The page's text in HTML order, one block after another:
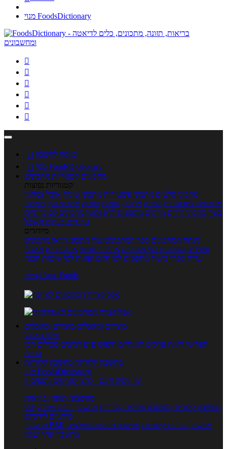
מנוי FoodsDictionary






 כניסה לחשבון

מנוי FoodsDictionary
מתכונים קטגוריות מתכונים
קטגוריות נפוצות
מתכוני סלטים מתכוני פשטידות מתכוני עוגות אוכל צמחוני
מתכונים לטבעוניים אפייה מוקפץ עוגיות פסטה מתכוני עוף מתכוני
בשר מתכוני ילדים מרקים מתכונים ללא גלוטן מתכונים לסוכרתיים
טרנדים בעולם האוכל
מיוחדים
מנתח המתכונים ספר המתכונים שלי מתכוני וידאו מתכונים
עשירים מתכונים לפי מצרכים אוכל דיאטטי אוכל בריא מאכלי
עדות ספרי בישול מתכונים לפי חגים ועונות לפי שיטות הכנה
אפליקציית Foods
מוצרים ומאכלים מוצרים ומאכלים
מילון האוכל
תפריטי תזונה ערכים תזונתיים חיפוש ע"פ רכיבים מכילים הכי
הרבה
מחשבון קלוריות מחשבון קלוריות
מנוי FoodsDictionary
5 ימי ניסיון חינם - לחצו לפרטים נוספים
מחשבוני תזונה ובריאות
מחשבון קלוריות מחשבון שריפת קלוריות מחשבון דופק מטרה יחס
מותניים לירכיים
מחשבון BMI
מחשבון צריכת קלוריות מחשבון מינונים מומלצים
מחשבון אחוז שומן